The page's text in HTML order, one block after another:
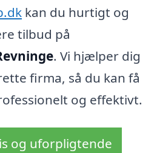
kan du hurtigt og
tilbud på
. Vi hjælper dig
firma, så du kan få
og effektivt.
og uforpligtende